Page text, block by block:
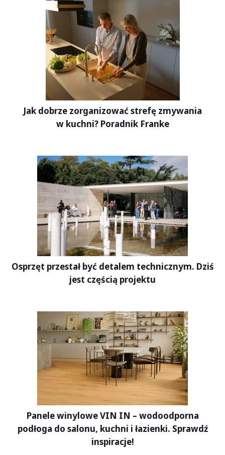
Jak dobrze zorganizować strefę zmywania
w kuchni? Poradnik Franke
Osprzęt przestał być detalem technicznym. Dziś
jest częścią projektu
Panele winylowe VIN IN – wodoodporna
podłoga do salonu, kuchni i łazienki. Sprawdź
inspiracje!